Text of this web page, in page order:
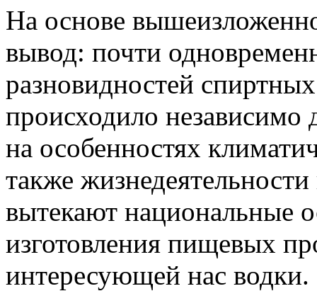
На основе
вывод: почти
разновидностей
происходило независимо
на особенностях
также
вытекают национальные
изготовления пищевых
интересующей нас водки.